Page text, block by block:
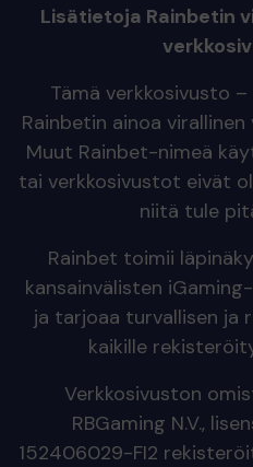
Lisätietoja Rainbetin
Tämä verkkosivusto
Rainbetin ainoa
Muut Rainbet-nimeä
tai verkkosivustot eivät
niitä tule
Rainbet toimii
kansainvälisten
ja tarjoaa turvallisen ja
kaikille
Verkkosivuston
RBGaming N.V.,
152406029-FI2